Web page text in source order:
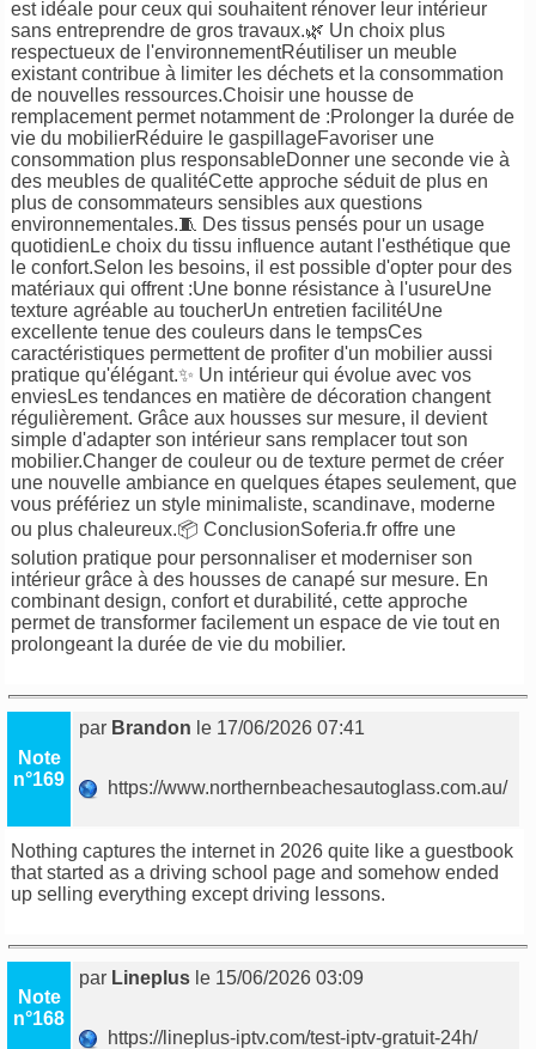
est idéale pour ceux qui souhaitent rénover leur intérieur
sans entreprendre de gros travaux.🌿 Un choix plus
respectueux de l'environnementRéutiliser un meuble
existant contribue à limiter les déchets et la consommation
de nouvelles ressources.Choisir une housse de
remplacement permet notamment de :Prolonger la durée de
vie du mobilierRéduire le gaspillageFavoriser une
consommation plus responsableDonner une seconde vie à
des meubles de qualitéCette approche séduit de plus en
plus de consommateurs sensibles aux questions
environnementales.🧵 Des tissus pensés pour un usage
quotidienLe choix du tissu influence autant l'esthétique que
le confort.Selon les besoins, il est possible d'opter pour des
matériaux qui offrent :Une bonne résistance à l'usureUne
texture agréable au toucherUn entretien facilitéUne
excellente tenue des couleurs dans le tempsCes
caractéristiques permettent de profiter d'un mobilier aussi
pratique qu'élégant.✨ Un intérieur qui évolue avec vos
enviesLes tendances en matière de décoration changent
régulièrement. Grâce aux housses sur mesure, il devient
simple d'adapter son intérieur sans remplacer tout son
mobilier.Changer de couleur ou de texture permet de créer
une nouvelle ambiance en quelques étapes seulement, que
vous préfériez un style minimaliste, scandinave, moderne
ou plus chaleureux.📦 ConclusionSoferia.fr offre une
solution pratique pour personnaliser et moderniser son
intérieur grâce à des housses de canapé sur mesure. En
combinant design, confort et durabilité, cette approche
permet de transformer facilement un espace de vie tout en
prolongeant la durée de vie du mobilier.
Note
n°169
par Brandon le 17/06/2026 07:41
https://www.northernbeachesautoglass.com.au/
Nothing captures the internet in 2026 quite like a guestbook
that started as a driving school page and somehow ended
up selling everything except driving lessons.
Note
n°168
par Lineplus le 15/06/2026 03:09
https://lineplus-iptv.com/test-iptv-gratuit-24h/